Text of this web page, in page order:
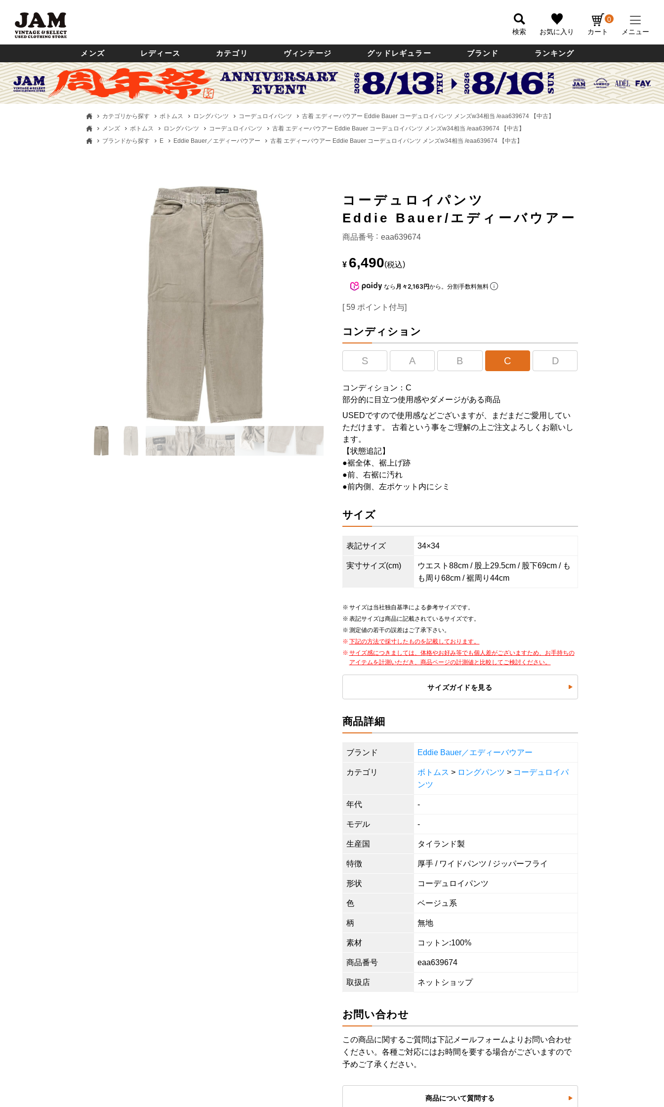
検索 お気に入り カート
0
メニュー
メンズ レディース カテゴリ ヴィンテージ グッドレギュラー ブランド ランキング
カテゴリから探す ボトムス ロングパンツ コーデュロイパンツ
古着 エディーバウアー Eddie Bauer コーデュロイパンツ メンズw34相当 /eaa639674 【中古】
メンズ
ボトムス ロングパンツ コーデュロイパンツ
古着 エディーバウアー Eddie Bauer コーデュロイパンツ メンズw34相当 /eaa639674 【中古】
ブランドから探す
E Eddie Bauer／エディーバウアー 古着 エディーバウアー Eddie Bauer コーデュロイパンツ メンズw34相当 /eaa639674 【中古】
コーデュロイパンツ
Eddie Bauer/エディーバウアー
商品番号 eaa639674
¥ 6,490 税込
なら 月々2,163円から。分割手数料無料
[ 59 ポイント付与]
コンディション
S A B C D
コンディション：C
部分的に目立つ使用感やダメージがある商品
USEDですので使用感などございますが、まだまだご愛用してい
ただけます。 古着という事をご理解の上ご注文よろしくお願いし
ます。
【状態追記】
●裾全体、裾上げ跡
●前、右裾に汚れ
●前内側、左ポケット内にシミ
サイズ
表記サイズ 34×34
実寸サイズ(cm)
ウエスト88cm / 股上29.5cm / 股下69cm / も
も周り68cm / 裾周り44cm
サイズは当社独自基準による参考サイズです。
表記サイズは商品に記載されているサイズです。
測定値の若干の誤差はご了承下さい。
下記の方法で採寸したものを記載しております。
サイズ感につきましては、体格やお好み等でも個人差がございますため、お手持ちの
アイテムを計測いただき、商品ページの計測値と比較してご検討ください。
サイズガイドを見る
商品詳細
ブランド Eddie Bauer／エディーバウアー
カテゴリ ボトムス > ロングパンツ > コーデュロイパ
ンツ
年代 -
モデル -
生産国 タイランド製
特徴 厚手 / ワイドパンツ / ジッパーフライ
形状 コーデュロイパンツ
色 ベージュ系
柄 無地
素材 コットン:100%
商品番号 eaa639674
取扱店 ネットショップ
お問い合わせ
この商品に関するご質問は下記メールフォームよりお問い合わせ
ください。各種ご対応にはお時間を要する場合がございますので
予めご了承ください。
商品について質問する